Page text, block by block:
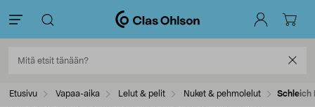
Etusivu Vapaa-aika Lelut & pelit Nuket & pehmolelut Schleich